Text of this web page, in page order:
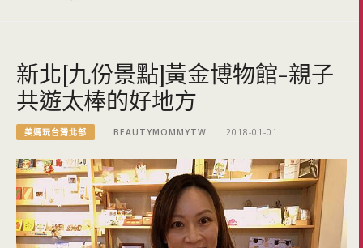
新北[九份景點]黃金博物館-親子
共遊太棒的好地方
美媽玩台灣北部 BEAUTYMOMMYTW 2018-01-01